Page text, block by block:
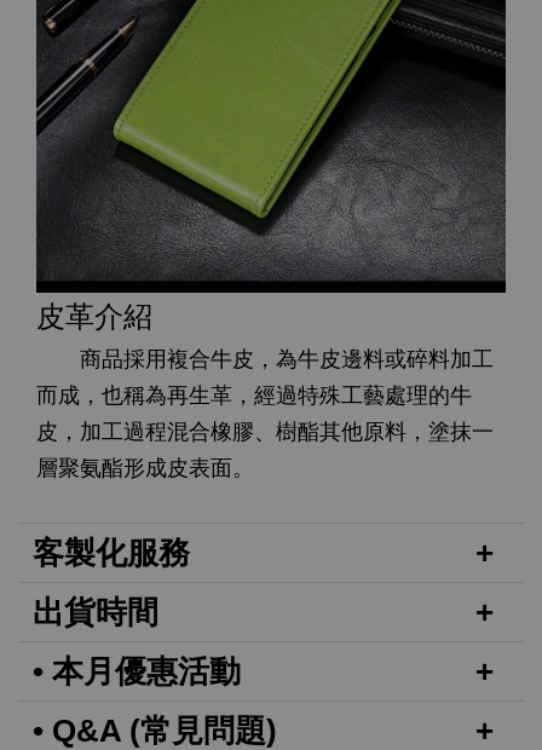
皮革介紹
商品採用複合牛皮，為牛皮邊料或碎料加工
而成，也稱為再生革，經過特殊工藝處理的牛
皮，加工過程混合橡膠、樹酯其他原料，塗抹一
層聚氨酯形成皮表面。
客製化服務
出貨時間
• 本月優惠活動
• Q&A (常見問題)